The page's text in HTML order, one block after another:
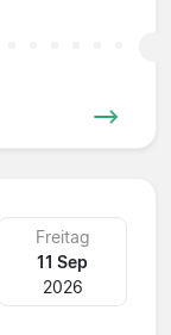
Freitag
11 Sep
2026